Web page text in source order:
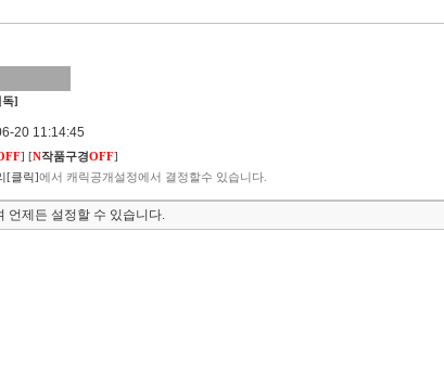
독]
20 11:14:45
] [N작품구경OFF]
[클릭]에서 캐릭공개설정에서 결정할수 있습니다.
언제든 설정할 수 있습니다.